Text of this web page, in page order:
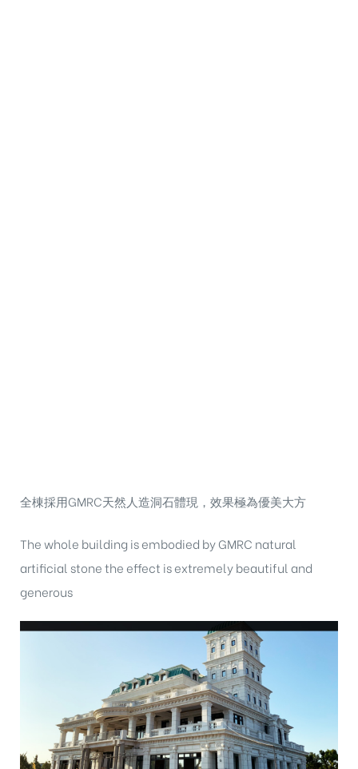
全棟採用GMRC天然人造洞石體現，效果極為優美大方
The whole building is embodied by GMRC natural
artificial stone the effect is extremely beautiful and
generous